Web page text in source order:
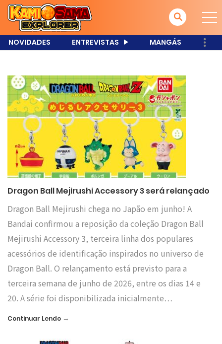
NOVIDADES ENTREVISTAS MANGÁS
Dragon Ball Mejirushi Accessory 3 será relançado
Dragon Ball Mejirushi chega no Japão em junho! A
Bandai confirmou a reposição da coleção Dragon Ball
Mejirushi Accessory 3, terceira linha dos populares
acessórios de identificação inspirados no universo de
Dragon Ball. O relançamento está previsto para a
terceira semana de junho de 2026, entre os dias 14 e
20. A série foi disponibilizada inicialmente…
Continuar Lendo →